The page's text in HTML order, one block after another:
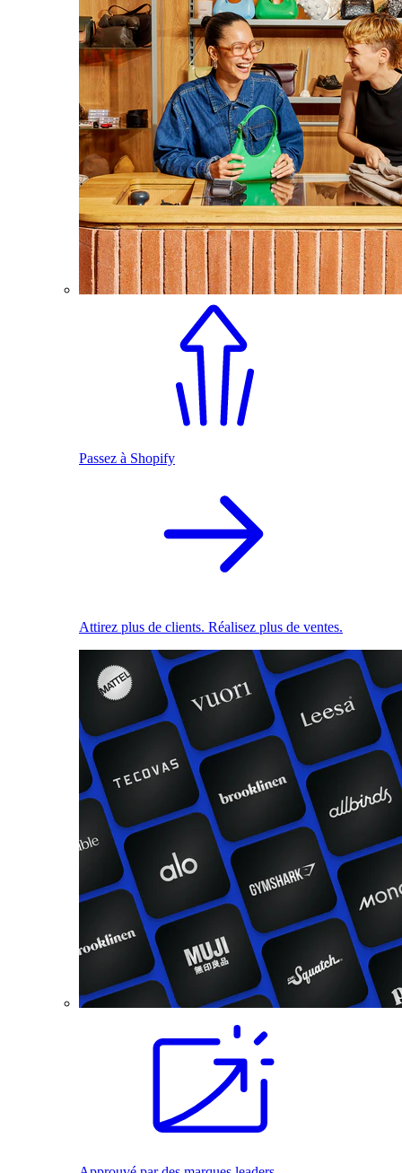
Passez à Shopify
Attirez plus de clients. Réalisez plus de ventes.